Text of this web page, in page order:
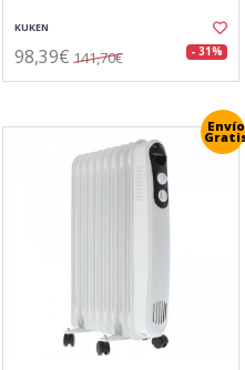
KUKEN
98,39€ 141,70€ - 31%
Envío